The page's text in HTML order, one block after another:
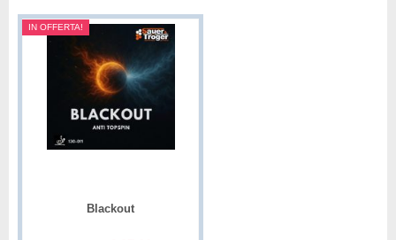
IN OFFERTA!
Blackout